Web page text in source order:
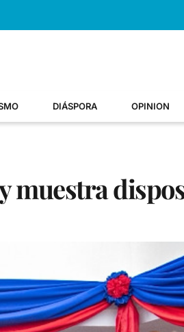
DIÁSPORA OPINION
muestra